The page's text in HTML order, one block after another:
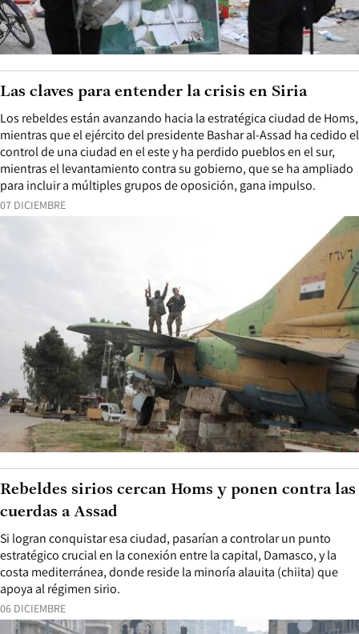
07 DICIEMBRE
Los rebeldes están avanzando hacia la estratégica ciudad de Homs,
mientras que el ejército del presidente Bashar al-Assad ha cedido el
control de una ciudad en el este y ha perdido pueblos en el sur,
mientras el levantamiento contra su gobierno, que se ha ampliado
para incluir a múltiples grupos de oposición, gana impulso.
Las claves para entender la crisis en Siria
06 DICIEMBRE
Si logran conquistar esa ciudad, pasarían a controlar un punto
estratégico crucial en la conexión entre la capital, Damasco, y la
costa mediterránea, donde reside la minoría alauita (chiita) que
apoya al régimen sirio.
Rebeldes sirios cercan Homs y ponen contra las
cuerdas a Assad